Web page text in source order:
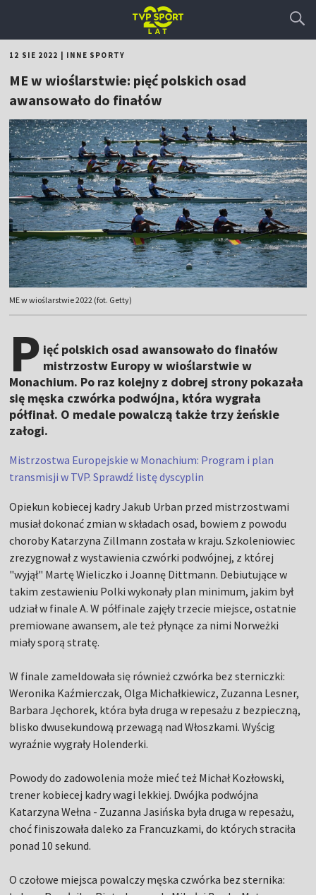
12 SIE 2022 INNE SPORTY
ME w wioślarstwie: pięć polskich osad
awansowało do finałów
ME w wioślarstwie 2022 (fot. Getty)
P ięć polskich osad awansowało do finałów
mistrzostw Europy w wioślarstwie w
Monachium. Po raz kolejny z dobrej strony pokazała
się męska czwórka podwójna, która wygrała
półfinał. O medale powalczą także trzy żeńskie
załogi.
Mistrzostwa Europejskie w Monachium: Program i plan
transmisji w TVP. Sprawdź listę dyscyplin
Opiekun kobiecej kadry Jakub Urban przed mistrzostwami
musiał dokonać zmian w składach osad, bowiem z powodu
choroby Katarzyna Zillmann została w kraju. Szkoleniowiec
zrezygnował z wystawienia czwórki podwójnej, z której
"wyjął" Martę Wieliczko i Joannę Dittmann. Debiutujące w
takim zestawieniu Polki wykonały plan minimum, jakim był
udział w finale A. W półfinale zajęły trzecie miejsce, ostatnie
premiowane awansem, ale też płynące za nimi Norweżki
miały sporą stratę.
W finale zameldowała się również czwórka bez sterniczki:
Weronika Kaźmierczak, Olga Michałkiewicz, Zuzanna Lesner,
Barbara Jęchorek, która była druga w repesażu z bezpieczną,
blisko dwusekundową przewagą nad Włoszkami. Wyścig
wyraźnie wygrały Holenderki.
Powody do zadowolenia może mieć też Michał Kozłowski,
trener kobiecej kadry wagi lekkiej. Dwójka podwójna
Katarzyna Wełna - Zuzanna Jasińska była druga w repesażu,
choć finiszowała daleko za Francuzkami, do których straciła
ponad 10 sekund.
O czołowe miejsca powalczy męska czwórka bez sternika: